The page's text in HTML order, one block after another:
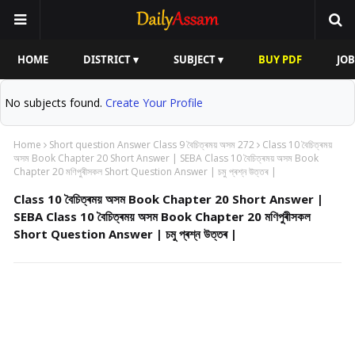
HOME DISTRICT ▾ SUBJECT ▾ BUY PDF
No subjects found. Create Your Profile
Home Short question Answer Class 9 বৈচিত্ৰময় অসম 272
Class 10 বৈচিত্ৰময়
অসম Book Chapter 20 Short Answer | SEBA Class 10 বৈচিত্ৰময় অসম Book
Chapter 20 মণিপুৰীসকল Short Question Answer | চমু প্ৰশ্ন উত্তৰ |
Class 10 বৈচিত্ৰময় অসম Book Chapter 20 Short Answer |
SEBA Class 10 বৈচিত্ৰময় অসম Book Chapter 20 মণিপুৰীসকল
Short Question Answer | চমু প্ৰশ্ন উত্তৰ |